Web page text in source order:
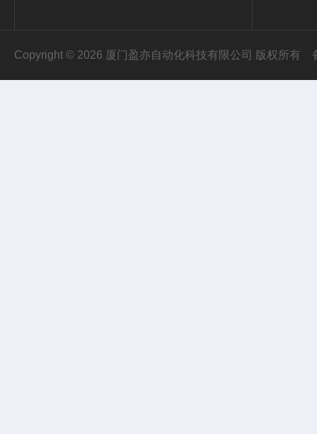
Copyright © 2026 厦门盈亦自动化科技有限公司 版权所有